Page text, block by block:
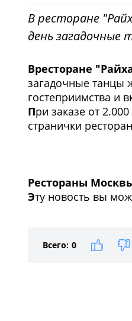
В ресторане
день
Вресторане
загадочные танцы
гостеприимства и
При заказе от
странички
Рестораны
Эту новость вы
Всего: 0